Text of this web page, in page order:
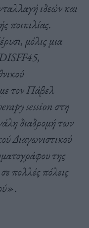
ιδεών και
ποικιλίας.
μόλις μια
τον Πάβελ
session στη
διαδρομή των
Διαγωνιστικού
της
πολλές πόλεις
.